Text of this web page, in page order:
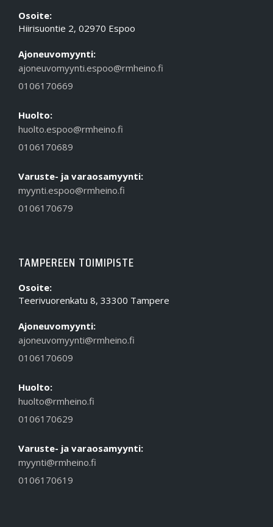
Osoite:
Hiirisuontie 2, 02970 Espoo
Ajoneuvomyynti:
ajoneuvomyynti.espoo@rmheino.fi
0106170669
Huolto:
huolto.espoo@rmheino.fi
0106170689
Varuste- ja varaosamyynti:
myynti.espoo@rmheino.fi
0106170679
TAMPEREEN TOIMIPISTE
Osoite:
Teerivuorenkatu 8, 33300 Tampere
Ajoneuvomyynti:
ajoneuvomyynti@rmheino.fi
0106170609
Huolto:
huolto@rmheino.fi
0106170629
Varuste- ja varaosamyynti:
myynti@rmheino.fi
0106170619